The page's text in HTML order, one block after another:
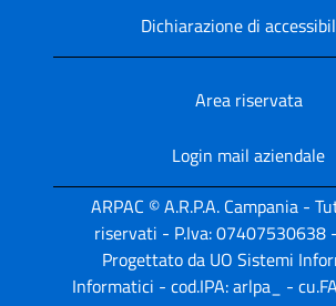
Dichiarazione di
Area riservata
Login mail aziendale
ARPAC © A.R.P.A. Campania -
riservati - P.Iva: 07407530638
Progettato da UO Sistemi
Informatici - cod.IPA: arlpa_ -